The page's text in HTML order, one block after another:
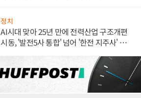
정치
AI시대 맞아 25년 만에 전력산업 구조개편
시동, '발전5사 통합' 넘어 '한전 지주사' 재편